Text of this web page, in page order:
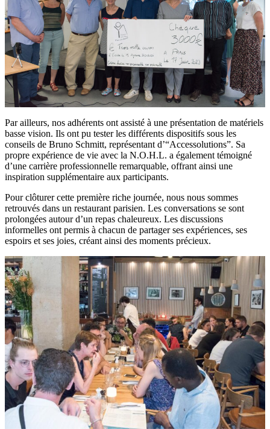
Par ailleurs, nos adhérents ont assisté à une présentation de matériels
basse vision. Ils ont pu tester les différents dispositifs sous les
conseils de Bruno Schmitt, représentant d’“Accessolutions”. Sa
propre expérience de vie avec la N.O.H.L. a également témoigné
d’une carrière professionnelle remarquable, offrant ainsi une
inspiration supplémentaire aux participants.
Pour clôturer cette première riche journée, nous nous sommes
retrouvés dans un restaurant parisien. Les conversations se sont
prolongées autour d’un repas chaleureux. Les discussions
informelles ont permis à chacun de partager ses expériences, ses
espoirs et ses joies, créant ainsi des moments précieux.